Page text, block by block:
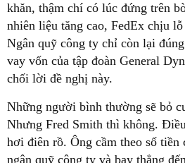
khăn, thậm chí có lúc đứng trên
nhiên liệu tăng cao, FedEx chịu
Ngân quỹ công ty chỉ còn lại
vay vốn của tập đoàn General
chối lời đề nghị này.
Những người bình thường sẽ bỏ
Nhưng Fred Smith thì không.
hơi điên rồ. Ông cầm theo số tiền
ngân quỹ công ty và bay thẳng